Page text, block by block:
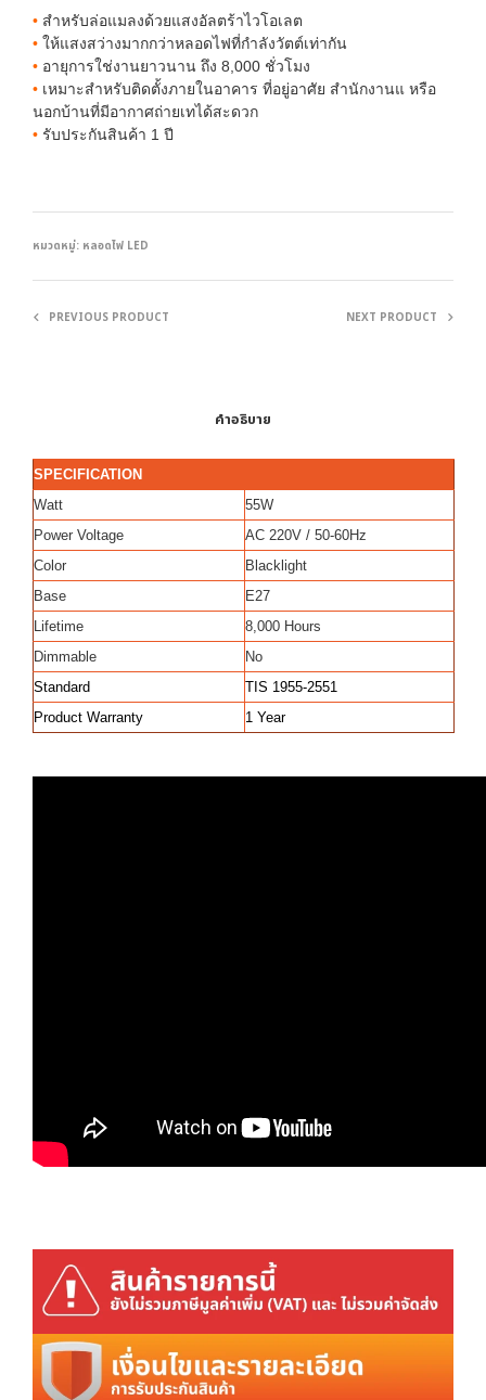
price
was:
370.00฿.
price
is:
185.00฿.
• สำหรับล่อแมลงด้วยแสงอัลตร้าไวโอเลต
• ให้แสงสว่างมากกว่าหลอดไฟที่กำลังวัตต์เท่ากัน
• อายุการใช่งานยาวนาน ถึง 8,000 ชั่วโมง
• เหมาะสำหรับติดตั้งภายในอาคาร ที่อยู่อาศัย สำนักงานแ หรือ
นอกบ้านที่มีอากาศถ่ายเทได้สะดวก
• รับประกันสินค้า 1 ปี
หมวดหมู่: หลอดไฟ LED
PREVIOUS PRODUCT NEXT PRODUCT
คำอธิบาย
SPECIFICATION
Watt
55W
Power Voltage
AC 220V / 50-60Hz
Color
Blacklight
Base
E27
Lifetime
8,000 Hours
Dimmable
No
Standard
TIS 1955-2551
Product Warranty
1 Year